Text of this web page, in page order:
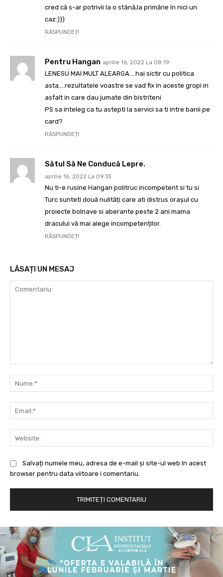
cred că s-ar potrivii la o stână,la primărie în nici un
caz:)))
RĂSPUNDEȚI
Pentru Hangan aprilie 16, 2022 La 08:19
LENESU MAI MULT ALEARGA….hai sictir cu politica
asta….rezultatele voastre se vad fix in aceste gropi in
asfalt in care dau jumate din bistriteni
PS sa inteleg ca tu astepti la servici sa ti intre banii pe
card?
RĂSPUNDEȚI
Sătul Să Ne Conducă Lepre.
aprilie 16, 2022 La 09:33
Nu ti-e rusine Hangan politruc incompetent si tu si
Turc sunteti două nulități care ati distrus orașul cu
proiecte bolnave si aberante peste 2 ani mama
dracului vă mai alege incompetenților.
RĂSPUNDEȚI
LĂSAȚI UN MESAJ
Salvați numele meu, adresa de e-mail și site-ul web în acest
browser pentru data viitoare i comentariu.